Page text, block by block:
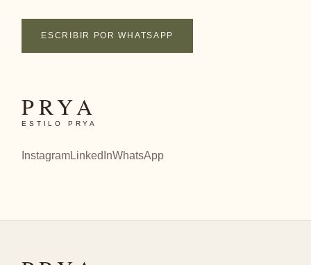
ESCRIBIR POR WHATSAPP
PRYA
ESTILO PRYA
InstagramLinkedInWhatsApp